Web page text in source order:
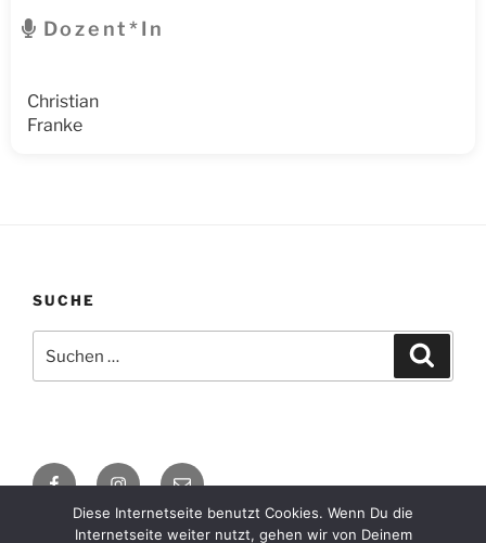
Dozent*in
Christian
Franke
SUCHE
nach:
FacebookInstagram
E-
Mail
Diese Internetseite benutzt Cookies. Wenn Du die
Internetseite weiter nutzt, gehen wir von Deinem